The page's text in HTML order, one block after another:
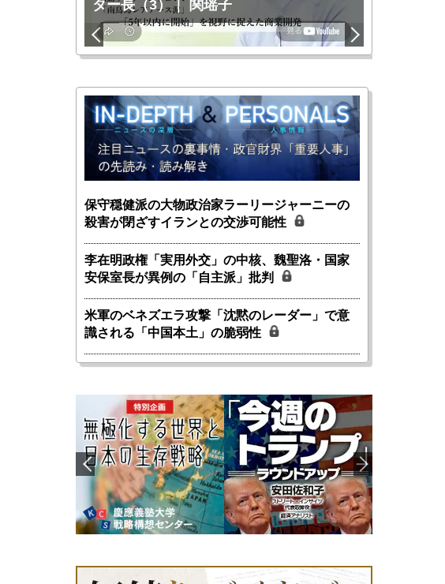
ター長（3）｜ 関瑶子
保守穏健派の大物政治家ラーリージャーニーの
殺害が閉ざすイランとの交渉可能性
李在明政権「実用外交」の中核、魏聖洛・国家
安保室長が異例の「自主派」批判
米軍のベネズエラ攻撃「沈黙のレーダー」で意
識される「中国本土」の脆弱性